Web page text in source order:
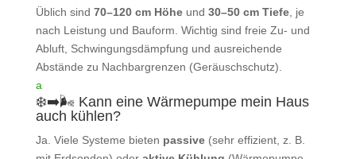
Üblich sind 70–120 cm Höheund 30–50 cm Tiefe, je
nach Leistung und Bauform. Wichtig sind freie Zu‑ und
Abluft, Schwingungsdämpfung und ausreichende
Abstände zu Nachbargrenzen (Geräuschschutz).
a
❄️➡️🌬️ Kann eine Wärmepumpe mein Haus
auch kühlen?
Ja. Viele Systeme bieten passive(sehr effizient, z. B.